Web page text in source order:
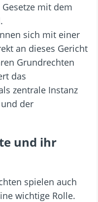
mit dem
sich mit einer
an dieses Gericht
Grundrechten
das
zentrale Instanz
der
und ihr
spielen auch
wichtige Rolle.